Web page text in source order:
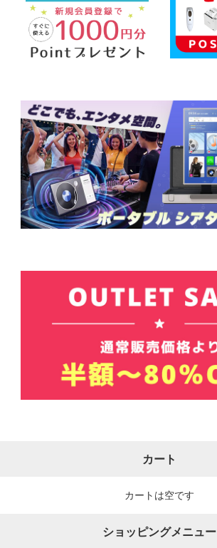
カート
カートは空です
ショッピングメニュー